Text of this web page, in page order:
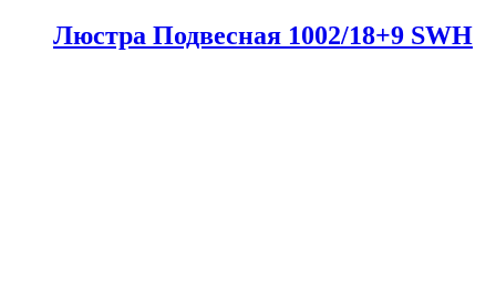
Люстра Подвесная 1002/18+9 SWH